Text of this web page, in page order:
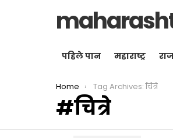
पहिले पान महाराष्ट्र
You are here:
Home Tag Archives: चित्रे
चित्रे